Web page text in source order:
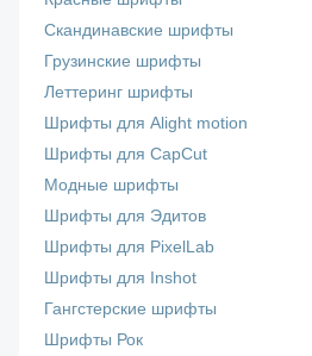
Скандинавские шрифты
Грузинские шрифты
Леттеринг шрифты
Шрифты для Alight motion
Шрифты для CapCut
Модные шрифты
Шрифты для Эдитов
Шрифты для PixelLab
Шрифты для Inshot
Гангстерские шрифты
Шрифты Рок